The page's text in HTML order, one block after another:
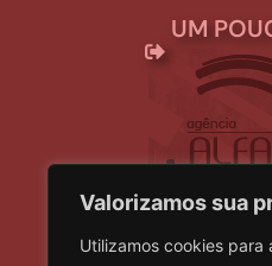
Valorizamos sua
Utilizamos cookies
UM
Somos uma